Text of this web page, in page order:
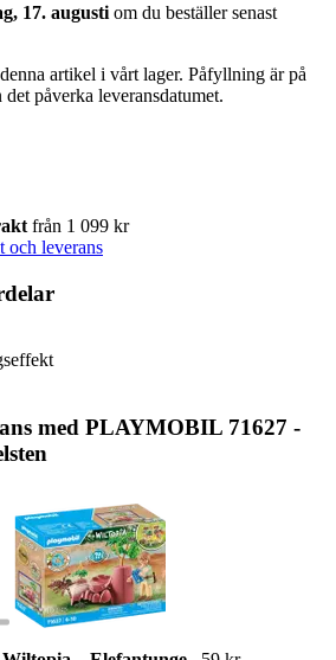
17. augusti om du beställer senast
artikel i vårt lager. Påfyllning är på
påverka leveransdatumet.
från 1 099 kr
och leverans
med PLAYMOBIL 71627 -